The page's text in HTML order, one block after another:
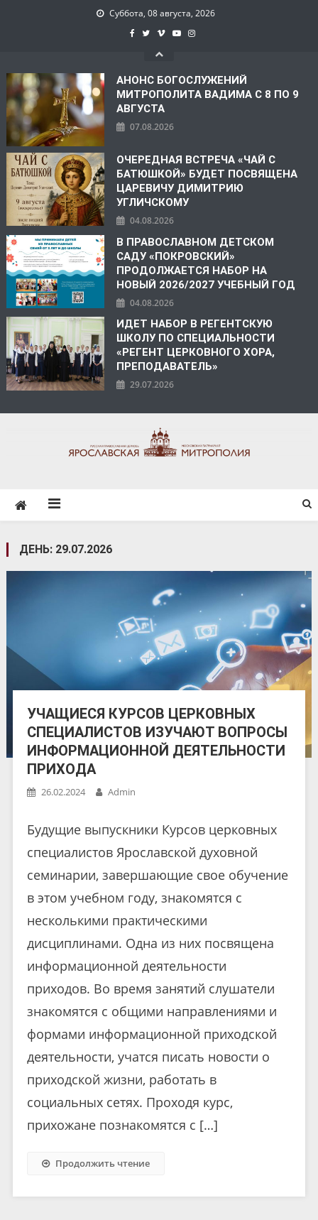
Суббота, 08 августа, 2026
АНОНС БОГОСЛУЖЕНИЙ
МИТРОПОЛИТА ВАДИМА С 8 ПО 9
АВГУСТА
07.08.2026
ОЧЕРЕДНАЯ ВСТРЕЧА «ЧАЙ С
БАТЮШКОЙ» БУДЕТ ПОСВЯЩЕНА
ЦАРЕВИЧУ ДИМИТРИЮ
УГЛИЧСКОМУ
04.08.2026
В ПРАВОСЛАВНОМ ДЕТСКОМ
САДУ «ПОКРОВСКИЙ»
ПРОДОЛЖАЕТСЯ НАБОР НА
НОВЫЙ 2026/2027 УЧЕБНЫЙ ГОД
04.08.2026
ИДЕТ НАБОР В РЕГЕНТСКУЮ
ШКОЛУ ПО СПЕЦИАЛЬНОСТИ
«РЕГЕНТ ЦЕРКОВНОГО ХОРА,
ПРЕПОДАВАТЕЛЬ»
29.07.2026
ДЕНЬ: 29.07.2026
УЧАЩИЕСЯ КУРСОВ ЦЕРКОВНЫХ
СПЕЦИАЛИСТОВ ИЗУЧАЮТ ВОПРОСЫ
ИНФОРМАЦИОННОЙ ДЕЯТЕЛЬНОСТИ
ПРИХОДА
26.02.2024 Admin
Будущие выпускники Курсов церковных
специалистов Ярославской духовной
семинарии, завершающие свое обучение
в этом учебном году, знакомятся с
несколькими практическими
дисциплинами. Одна из них посвящена
информационной деятельности
приходов. Во время занятий слушатели
знакомятся с общими направлениями и
формами информационной приходской
деятельности, учатся писать новости о
приходской жизни, работать в
социальных сетях. Проходя курс,
прихожане познакомятся с […]
Продолжить чтение